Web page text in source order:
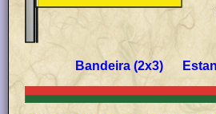
Bandeira (2x3)